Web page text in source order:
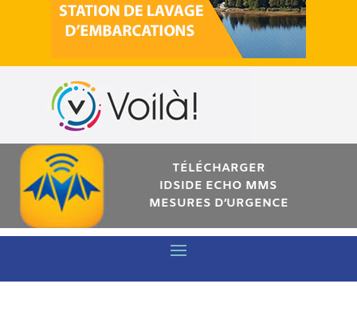
TÉLÉCHARGER
IDSIDE ECHO MMS
MESURES D’URGENCE